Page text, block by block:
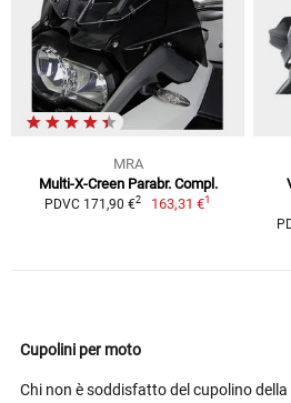
MRA
Multi-X-Creen Parabr. Compl.
PDVC 171,90 €2 163,31 €1
Cupolini per moto
Chi non è soddisfatto del cupolino